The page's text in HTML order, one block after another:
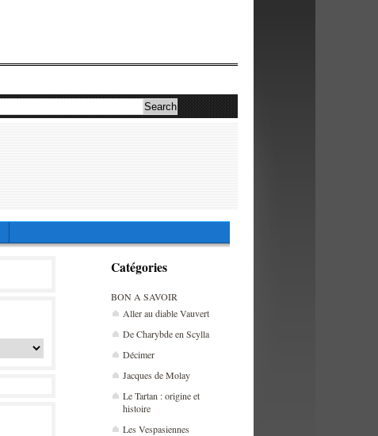
Catégories
BON A SAVOIR
Aller au diable Vauvert
De Charybde en Scylla
Décimer
Jacques de Molay
Le Tartan : origine et
histoire
Les Vespasiennes